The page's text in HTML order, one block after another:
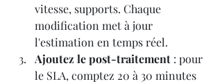
vitesse, supports. Chaque
modification met à jour
l'estimation en temps réel.
Ajoutez le post-traitement : pour
le SLA, comptez 20 à 30 minutes